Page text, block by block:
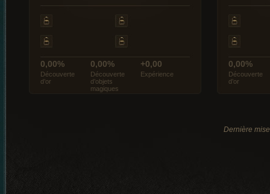
0,00%
Découverte
d’or
0,00%
Découverte
d’objets
magiques
+0,00
Expérience
0,00%
Découverte
d’or
Dernière